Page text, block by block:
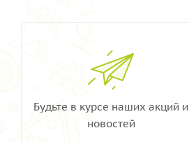
Будьте в курсе наших акций и
новостей